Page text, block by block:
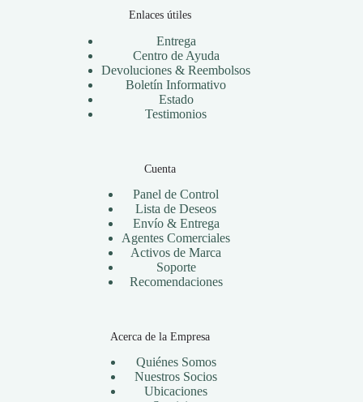
Enlaces útiles
Entrega
Centro de Ayuda
Devoluciones & Reembolsos
Boletín Informativo
Estado
Testimonios
Cuenta
Panel de Control
Lista de Deseos
Envío & Entrega
Agentes Comerciales
Activos de Marca
Soporte
Recomendaciones
Acerca de la Empresa
Quiénes Somos
Nuestros Socios
Ubicaciones